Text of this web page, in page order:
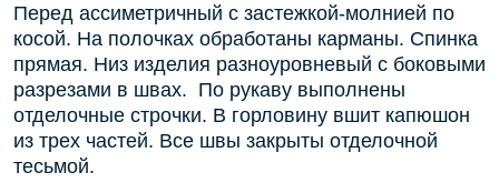
Перед ассиметричный с застежкой-молнией по
косой. На полочках обработаны карманы. Спинка
прямая. Низ изделия разноуровневый с боковыми
разрезами в швах. По рукаву выполнены
отделочные строчки. В горловину вшит капюшон
из трех частей. Все швы закрыты отделочной
тесьмой.